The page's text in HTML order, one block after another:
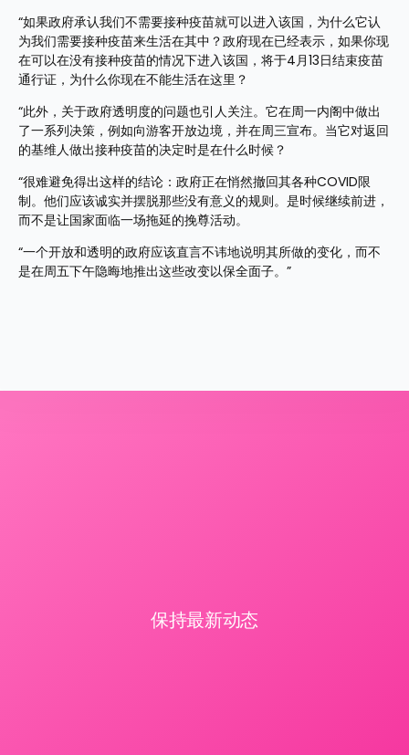
“如果政府承认我们不需要接种疫苗就可以进入该国，为什么它认
为我们需要接种疫苗来生活在其中？政府现在已经表示，如果你现
在可以在没有接种疫苗的情况下进入该国，将于4月13日结束疫苗
通行证，为什么你现在不能生活在这里？
“此外，关于政府透明度的问题也引人关注。它在周一内阁中做出
了一系列决策，例如向游客开放边境，并在周三宣布。当它对返回
的基维人做出接种疫苗的决定时是在什么时候？
“很难避免得出这样的结论：政府正在悄然撤回其各种COVID限
制。他们应该诚实并摆脱那些没有意义的规则。是时候继续前进，
而不是让国家面临一场拖延的挽尊活动。
“一个开放和透明的政府应该直言不讳地说明其所做的变化，而不
是在周五下午隐晦地推出这些改变以保全面子。”
保持最新动态